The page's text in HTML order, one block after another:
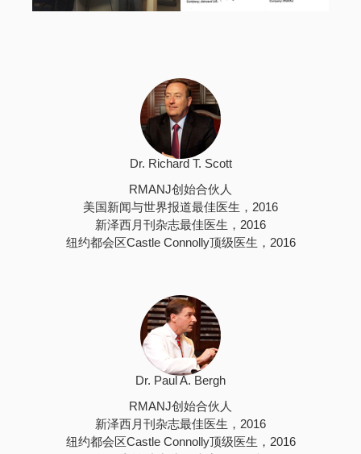
Dr. Richard T. Scott
RMANJ创始合伙人
美国新闻与世界报道最佳医生，2016
新泽西月刊杂志最佳医生，2016
纽约都会区Castle Connolly顶级医生，2016
Dr. Paul A. Bergh
RMANJ创始合伙人
新泽西月刊杂志最佳医生，2016
纽约都会区Castle Connolly顶级医生，2016